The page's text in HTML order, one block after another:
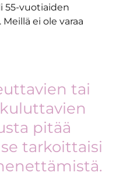
55-vuotiaiden
ei ole varaa
tai
pitää
tarkoittaisi